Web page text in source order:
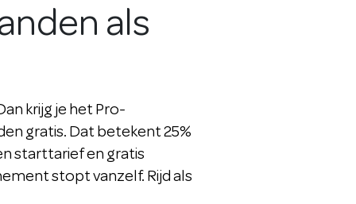
als
krijg je het Pro-
gratis. Dat betekent 25%
starttarief en gratis
stopt vanzelf. Rijd als